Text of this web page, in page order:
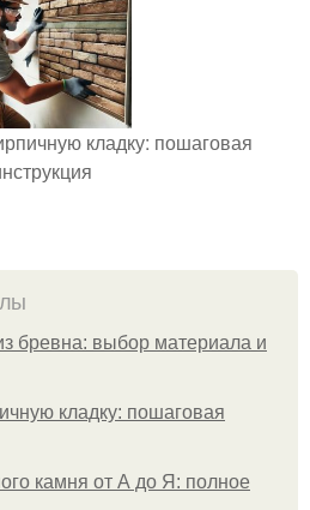
кладку: пошаговая
бревна: выбор материала и
кладку: пошаговая
камня от А до Я: полное